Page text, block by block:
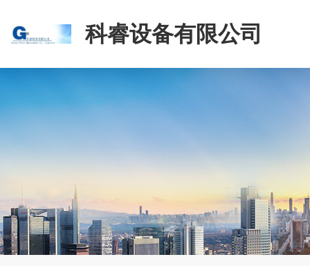
科睿设备有限公司